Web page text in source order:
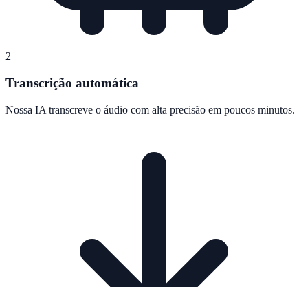
2
Transcrição automática
Nossa IA transcreve o áudio com alta precisão em poucos minutos.